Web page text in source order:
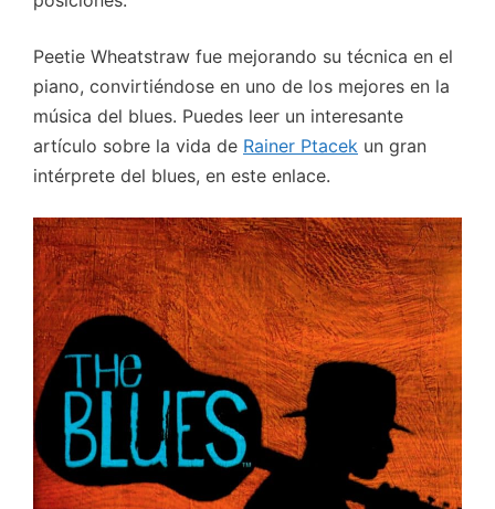
Peetie Wheatstraw fue mejorando su técnica en el
piano, convirtiéndose en uno de los mejores en la
música del blues. Puedes leer un interesante
artículo sobre la vida de Rainer Ptacek un gran
intérprete del blues, en este enlace.